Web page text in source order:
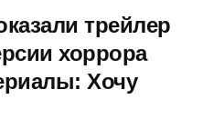
трейлер
хоррора
Хочу